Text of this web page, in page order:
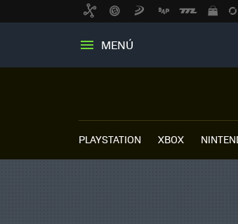
MENÚ
PLAYSTATION XBOX